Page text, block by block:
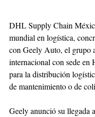
DHL Supply Chain
mundial en logística,
con Geely Auto, el grupo
internacional con sede en
para la distribución
de mantenimiento o de
Geely anunció su llegada